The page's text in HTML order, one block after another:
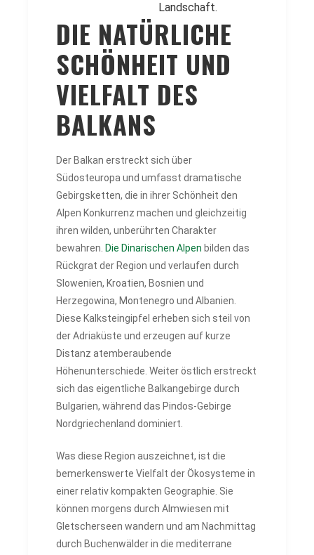
Landschaft.
DIE NATÜRLICHE
SCHÖNHEIT UND
VIELFALT DES
BALKANS
Der Balkan erstreckt sich über
Südosteuropa und umfasst dramatische
Gebirgsketten, die in ihrer Schönheit den
Alpen Konkurrenz machen und gleichzeitig
ihren wilden, unberührten Charakter
bewahren. Die Dinarischen Alpen bilden das
Rückgrat der Region und verlaufen durch
Slowenien, Kroatien, Bosnien und
Herzegowina, Montenegro und Albanien.
Diese Kalksteingipfel erheben sich steil von
der Adriaküste und erzeugen auf kurze
Distanz atemberaubende
Höhenunterschiede. Weiter östlich erstreckt
sich das eigentliche Balkangebirge durch
Bulgarien, während das Pindos-Gebirge
Nordgriechenland dominiert.
Was diese Region auszeichnet, ist die
bemerkenswerte Vielfalt der Ökosysteme in
einer relativ kompakten Geographie. Sie
können morgens durch Almwiesen mit
Gletscherseen wandern und am Nachmittag
durch Buchenwälder in die mediterrane